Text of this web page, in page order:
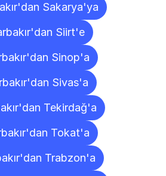
Sakarya'ya
Siirt'e
Sinop'a
Sivas'a
Tekirdağ'a
Tokat'a
Trabzon'a